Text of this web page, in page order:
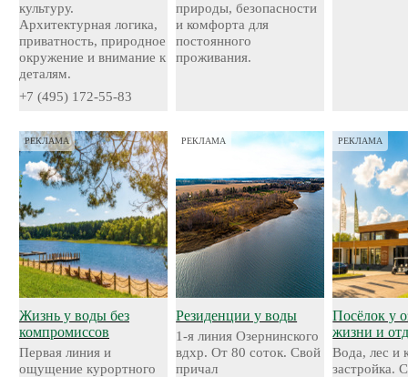
культуру.
Архитектурная логика,
приватность, природное
окружение и внимание к
деталям.
+7 (495) 172-55-83
природы, безопасности
и комфорта для
постоянного
проживания.
РЕКЛАМА
Жизнь у воды без
компромиссов
Первая линия и
ощущение курортного
РЕКЛАМА
Резиденции у воды
1-я линия Озернинского
вдхр. От 80 соток. Свой
причал
РЕКЛАМА
Посёлок у
жизни и
Вода, лес и
застройка.